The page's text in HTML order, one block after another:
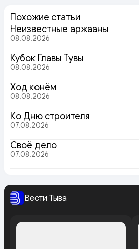
Похожие статьи
Неизвестные аржааны
08.08.2026
Кубок Главы Тувы
08.08.2026
Ход конём
08.08.2026
Ко Дню строителя
07.08.2026
Своё дело
07.08.2026
Вести Тыва